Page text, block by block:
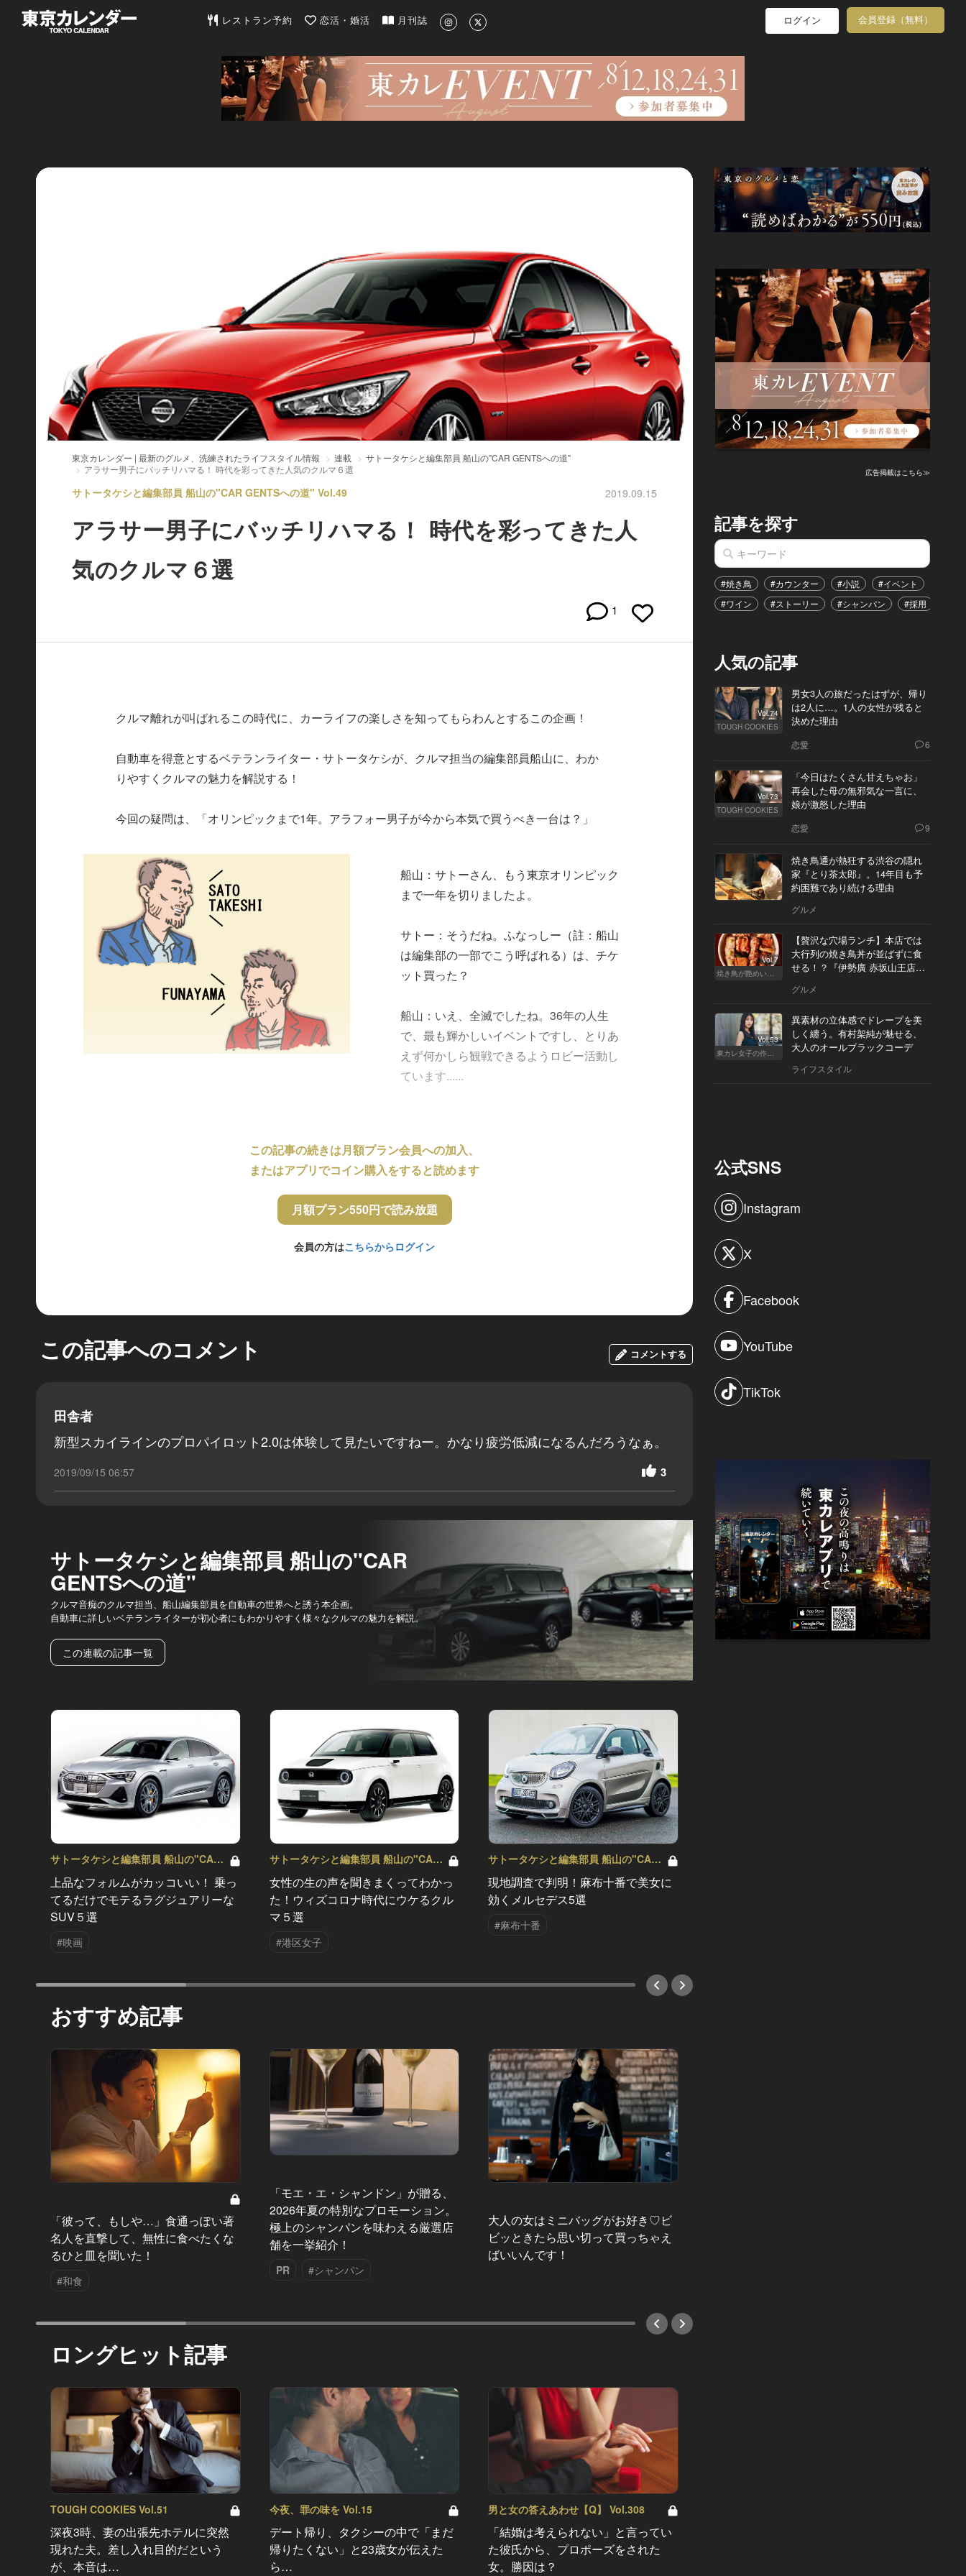
東京カレンダー | 最新のグルメ、洗練されたライフスタイル情報
レストラン予約 恋活・婚活 月刊誌 ログイン 会員登録（無料）
東京カレンダー | 最新のグルメ、洗練されたライフスタイル情報 連載
サトータケシと編集部員 船山の"CAR GENTSへの道"
アラサー男子にバッチリハマる！ 時代を彩ってきた人気のクルマ６選
サトータケシと編集部員 船山の"CAR GENTSへの道" Vol.49 2019.09.15
アラサー男子にバッチリハマる！ 時代を彩ってきた人
気のクルマ６選
1
クルマ離れが叫ばれるこの時代に、カーライフの楽しさを知ってもらわんとするこの企画！
自動車を得意とするベテランライター・サトータケシが、クルマ担当の編集部員船山に、わか
りやすくクルマの魅力を解説する！
今回の疑問は、「オリンピックまで1年。アラフォー男子が今から本気で買うべき一台は？」
船山：サトーさん、もう東京オリンピック
まで一年を切りましたよ。
サトー：そうだね。ふなっしー（註：船山
は編集部の一部でこう呼ばれる）は、チケ
ット買った？
船山：いえ、全滅でしたね。36年の人生
で、最も輝かしいイベントですし、とりあ
えず何かしら観戦できるようロビー活動し
ています......
この記事の続きは月額プラン会員への加入、
またはアプリでコイン購入をすると読めます
月額プラン550円で読み放題
会員の方はこちらからログイン
この記事へのコメント コメントする
田舎者
新型スカイラインのプロパイロット2.0は体験して見たいですねー。かなり疲労低減になるんだろうなぁ。
2019/09/15 06:57 3
サトータケシと編集部員 船山の"CAR
GENTSへの道"
クルマ音痴のクルマ担当、船山編集部員を自動車の世界へと誘う本企画。
自動車に詳しいベテランライターが初心者にもわかりやすく様々なクルマの魅力を解説。
この連載の記事一覧
サトータケシと編集部員 船山の"CAR
GENTSへの道" Vol.59
上品なフォルムがカッコいい！ 乗っ
てるだけでモテるラグジュアリーな
SUV５選
#映画
サトータケシと編集部員 船山の"CAR
GENTSへの道" Vol.58
女性の生の声を聞きまくってわかっ
た！ウィズコロナ時代にウケるクル
マ５選
#港区女子
サトータケシと編集部員 船山の"CAR
GENTSへの道" Vol.57
現地調査で判明！麻布十番で美女に
効くメルセデス5選
#麻布十番
おすすめ記事
「彼って、もしや…」食通っぽい著
名人を直撃して、無性に食べたくな
るひと皿を聞いた！
#和食
「モエ・エ・シャンドン」が贈る、
2026年夏の特別なプロモーション。
極上のシャンパンを味わえる厳選店
舗を一挙紹介！
PR #シャンパン
大人の女はミニバッグがお好き♡ビ
ビッときたら思い切って買っちゃえ
ばいいんです！
ロングヒット記事
TOUGH COOKIES Vol.51
深夜3時、妻の出張先ホテルに突然
現れた夫。差し入れ目的だという
が、本音は…
今夜、罪の味を Vol.15
デート帰り、タクシーの中で「まだ
帰りたくない」と23歳女が伝えた
ら…
男と女の答えあわせ【Q】 Vol.308
「結婚は考えられない」と言ってい
た彼氏から、プロポーズをされた
女。勝因は？
広告掲載はこちら≫
記事を探す
#焼き鳥 #カウンター #小説 #イベント
#ワイン
#ストーリー #シャンパン #採用
人気の記事
Vol.74
TOUGH COOKIES
男女3人の旅だったはずが、帰り
は2人に…。1人の女性が残ると
決めた理由
恋愛 6
Vol.73
TOUGH COOKIES
「今日はたくさん甘えちゃお」
再会した母の無邪気な一言に、
娘が激怒した理由
恋愛 9
焼き鳥通が熱狂する渋谷の隠れ
家『とり茶太郎』。14年目も予
約困難であり続ける理由
グルメ
Vol.7
焼き鳥が艶めいてきた
【贅沢な穴場ランチ】本店では
大行列の焼き鳥丼が並ばずに食
せる！？『伊勢廣 赤坂山王店』
グルメ
Vol.53
東カレ女子の作り方
異素材の立体感でドレープを美
しく纏う。有村架純が魅せる、
大人のオールブラックコーデ
ライフスタイル
公式SNS
Instagram
X
Facebook
YouTube
TikTok